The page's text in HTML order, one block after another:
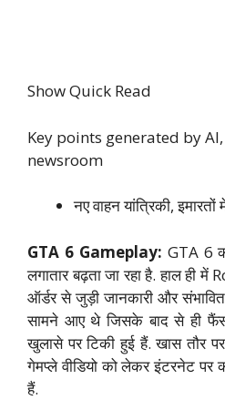
Show Quick Read
Key points generated by
newsroom
नए वाहन यांत्रिकी,
GTA 6 Gameplay: GTA 6
लगातार बढ़ता जा रहा है. हाल ही में
ऑर्डर से जुड़ी जानकारी और
सामने आए थे जिसके बाद से ही
खुलासे पर टिकी हुई हैं. खास तौर
गेमप्ले वीडियो को लेकर इंटरनेट पर
हैं.